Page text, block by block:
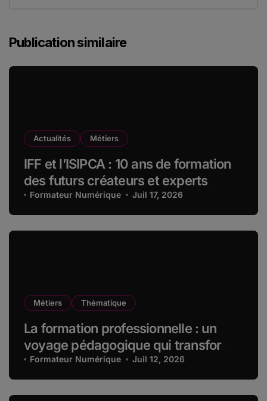
Publication similaire
Actualités Métiers
IFF et l’ISIPCA : 10 ans de formation
des futurs créateurs et experts
olfactifs
Formateur Numérique Juil 17, 2026
Métiers Thématique
La formation professionnelle : un
voyage pédagogique qui transforme
les compétences dans la durée
Formateur Numérique Juil 12, 2026